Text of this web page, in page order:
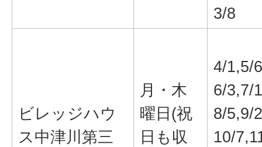
3/8
ビレッジハウ
ス中津川第三
月・木
曜日(祝
日も収
4/1,5/
6/3,7/
8/5,9/
10/